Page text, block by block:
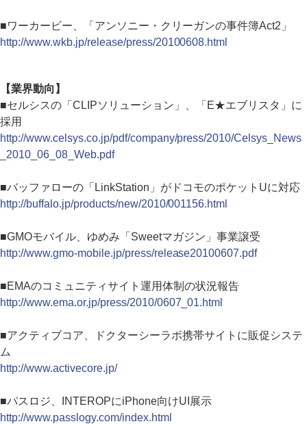
■ワーカービー、「アンソニー・クリーガンの事件簿Act2」
http://www.wkb.jp/release/press/20100608.html
【業界動向】
■セルシスの「CLIPソリューション」、「E★エブリスタ」に
採用
http://www.celsys.co.jp/pdf/company/press/2010/Celsys_News
_2010_06_08_Web.pdf
■バッファローの「LinkStation」がドコモのポケットUに対応
http://buffalo.jp/products/new/2010/001156.html
■GMOモバイル、ゆめみ「Sweetマガジン」事業譲受
http://www.gmo-mobile.jp/press/release20100607.pdf
■EMAのコミュニティサイト運用体制の状況報告
http://www.ema.or.jp/press/2010/0607_01.html
■アクティブコア、ドクターシーラボ携帯サイトに販促システ
ム
http://www.activecore.jp/
■パスロジ、INTEROPにiPhone向けUI展示
http://www.passlogy.com/index.html